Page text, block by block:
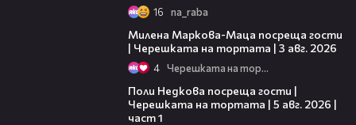
16 na_raba
Милена Маркова-Маца посреща гости
| Черешката на тортата | 3 авг. 2026
4 Черешката на тортата
Поли Недкова посреща гости |
Черешката на тортата | 5 авг. 2026 |
част 1